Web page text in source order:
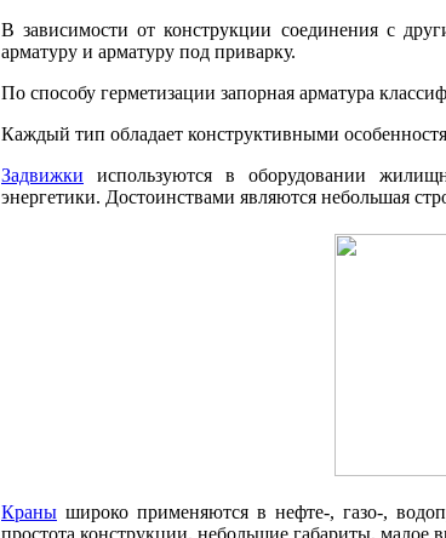
В зависимости от конструкции соединения с
арматуру и арматуру под приварку.
По способу герметизации запорная арматура
Каждый тип обладает конструктивными
Задвижки используются в оборудовании
энергетики. Достоинствами являются небольшая
Краны широко применяются в нефте-, газо-,
простота конструкции, небольшие габариты, малое